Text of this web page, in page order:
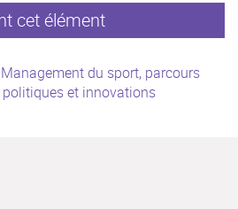
cet élément
Management du sport, parcours
politiques et innovations